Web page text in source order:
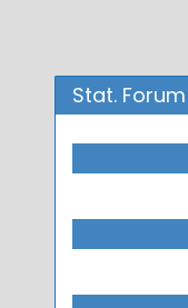
Stat. Forum